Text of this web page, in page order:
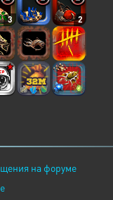
3 2
на форуме